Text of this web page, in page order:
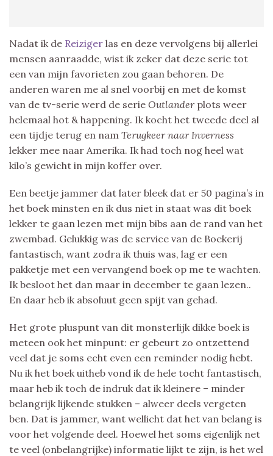
Nadat ik de Reiziger las en deze vervolgens bij allerlei
mensen aanraadde, wist ik zeker dat deze serie tot
een van mijn favorieten zou gaan behoren. De
anderen waren me al snel voorbij en met de komst
van de tv-serie werd de serie Outlander plots weer
helemaal hot & happening. Ik kocht het tweede deel al
een tijdje terug en nam Terugkeer naar Inverness
lekker mee naar Amerika. Ik had toch nog heel wat
kilo’s gewicht in mijn koffer over.
Een beetje jammer dat later bleek dat er 50 pagina’s in
het boek minsten en ik dus niet in staat was dit boek
lekker te gaan lezen met mijn bibs aan de rand van het
zwembad. Gelukkig was de service van de Boekerij
fantastisch, want zodra ik thuis was, lag er een
pakketje met een vervangend boek op me te wachten.
Ik besloot het dan maar in december te gaan lezen..
En daar heb ik absoluut geen spijt van gehad.
Het grote pluspunt van dit monsterlijk dikke boek is
meteen ook het minpunt: er gebeurt zo ontzettend
veel dat je soms echt even een reminder nodig hebt.
Nu ik het boek uitheb vond ik de hele tocht fantastisch,
maar heb ik toch de indruk dat ik kleinere – minder
belangrijk lijkende stukken – alweer deels vergeten
ben. Dat is jammer, want wellicht dat het van belang is
voor het volgende deel. Hoewel het soms eigenlijk net
te veel (onbelangrijke) informatie lijkt te zijn, is het wel